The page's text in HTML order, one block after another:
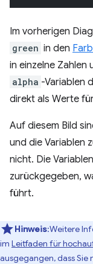
Im vorherigen
green in den
in einzelne Zahlen
alpha -Variablen
direkt als Werte
Auf diesem Bild
und die Variablen
nicht. Die
zurückgegeben,
führt.
Hinweis:Weitere
im Leitfaden für
ausgegangen, dass